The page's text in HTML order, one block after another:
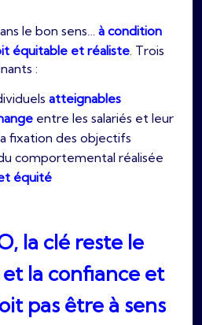
le bon sens… à condition
équitable et réaliste . Trois
:
atteignables
entre les salariés et leur
fixation des objectifs
comportemental réalisée
équité
la clé reste le
la confiance et
pas être à sens